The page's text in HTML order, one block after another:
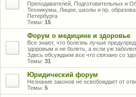
Преподавателей, Подготовительных и
Техникумы, Лицеи, школы и пр.
Петербурга
Темы: 15
Форум о медицине и здоровье
Все знают, что болезнь лучше
здоровым и не болеть, а если уж
Здесь обсуждаем все что связано со
Темы: 31
Юридический форум
Незнание законов не освобождает от
Темы: 5